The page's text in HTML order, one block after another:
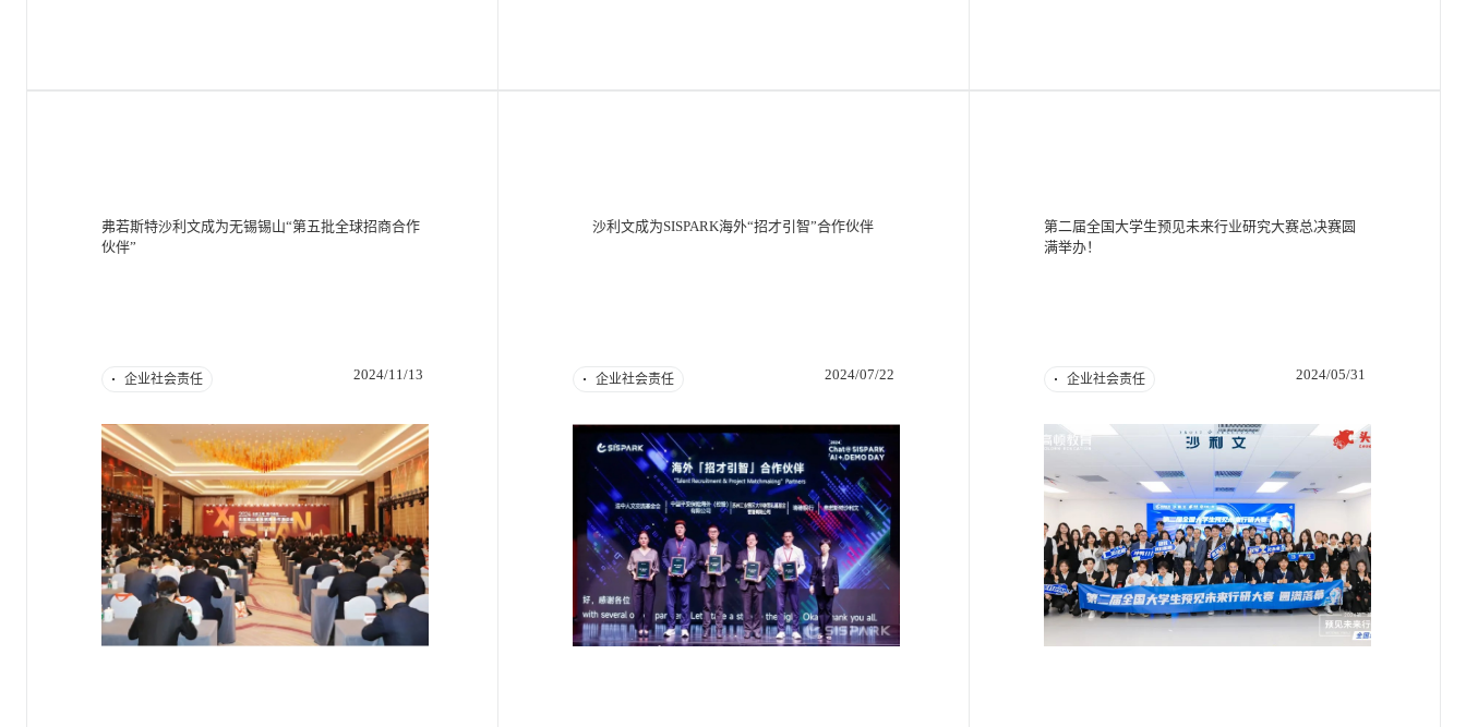
弗若斯特沙利文成为无锡锡山“第五批全球招商合作
伙伴”
企业社会责任 2024/11/13
沙利文成为SISPARK海外“招才引智”合作伙伴
企业社会责任 2024/07/22
第二届全国大学生预见未来行业研究大赛总决赛圆
满举办！
企业社会责任 2024/05/31